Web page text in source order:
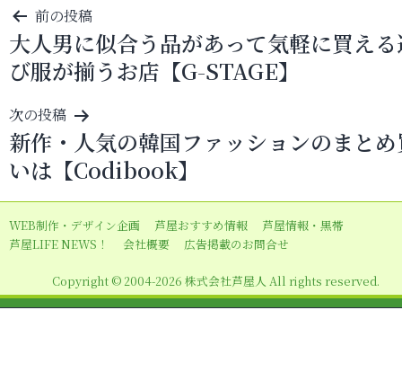
投
稿
ナ
ビ
ゲ
ー
シ
ョ
ン
前の投稿
大人男に似合う品があって気軽に買え
び服が揃うお店【G-STAGE】
次の投稿
新作・人気の韓国ファッションのまと
いは【Codibook】
WEB制作・デザイン企画 芦屋おすすめ情報
芦屋情報・黒帯
芦屋LIFE NEWS！
会社概要 広告掲載のお問合せ
Copyright © 2004-2026 株式会社芦屋人 All rights reserved.